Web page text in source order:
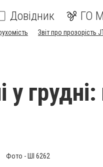
Довідник ГО
Звіт про прозорість
у
Фото - ШІ 6262